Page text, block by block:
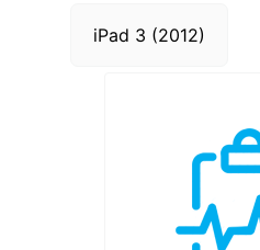
iPad 3 (2012)